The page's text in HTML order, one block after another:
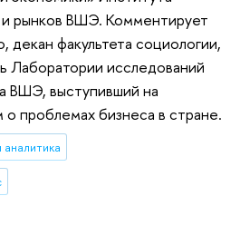
и рынков ВШЭ. Комментирует
декан факультета социологии,
Лаборатории исследований
ВШЭ, выступивший на
проблемах бизнеса в стране.